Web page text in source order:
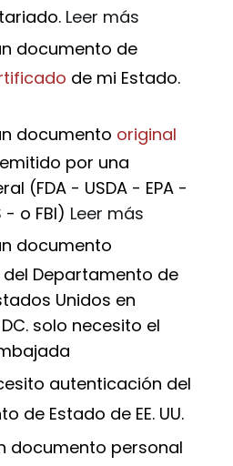
Leer más
documento de
de mi Estado.
documento original
por una
(FDA - USDA - EPA -
- o FBI) Leer más
documento
Departamento de
Unidos en
solo necesito el
autenticación del
de Estado de EE. UU.
documento personal